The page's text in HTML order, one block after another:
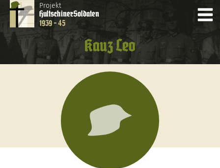
Projekt
HultschinerSoldaten
1939 - 45
Kauz Leo